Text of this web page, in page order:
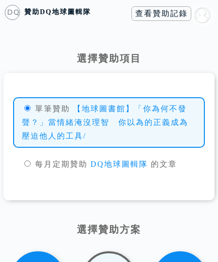
DQ 贊助DQ地球圖輯隊 查看贊助記錄
選擇贊助項目
單筆贊助
【地球圖書館】「你為何不發
聲？」當情緒淹沒理智 你以為的正義成為
壓迫他人的工具/
每月定期贊助 DQ地球圖輯隊 的文章
選擇贊助方案